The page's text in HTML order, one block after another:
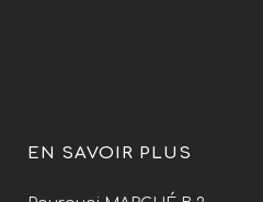
EN SAVOIR PLUS